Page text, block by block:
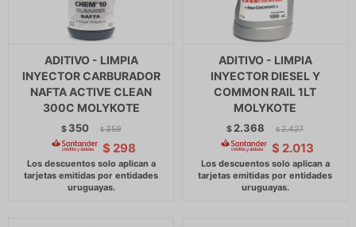
ADITIVO - LIMPIA
INYECTOR CARBURADOR
NAFTA ACTIVE CLEAN
300C MOLYKOTE
$ 350 $ 359
$ 298
ADITIVO - LIMPIA
INYECTOR DIESEL Y
COMMON RAIL 1LT
MOLYKOTE
$ 2.368 $ 2.427
$ 2.013